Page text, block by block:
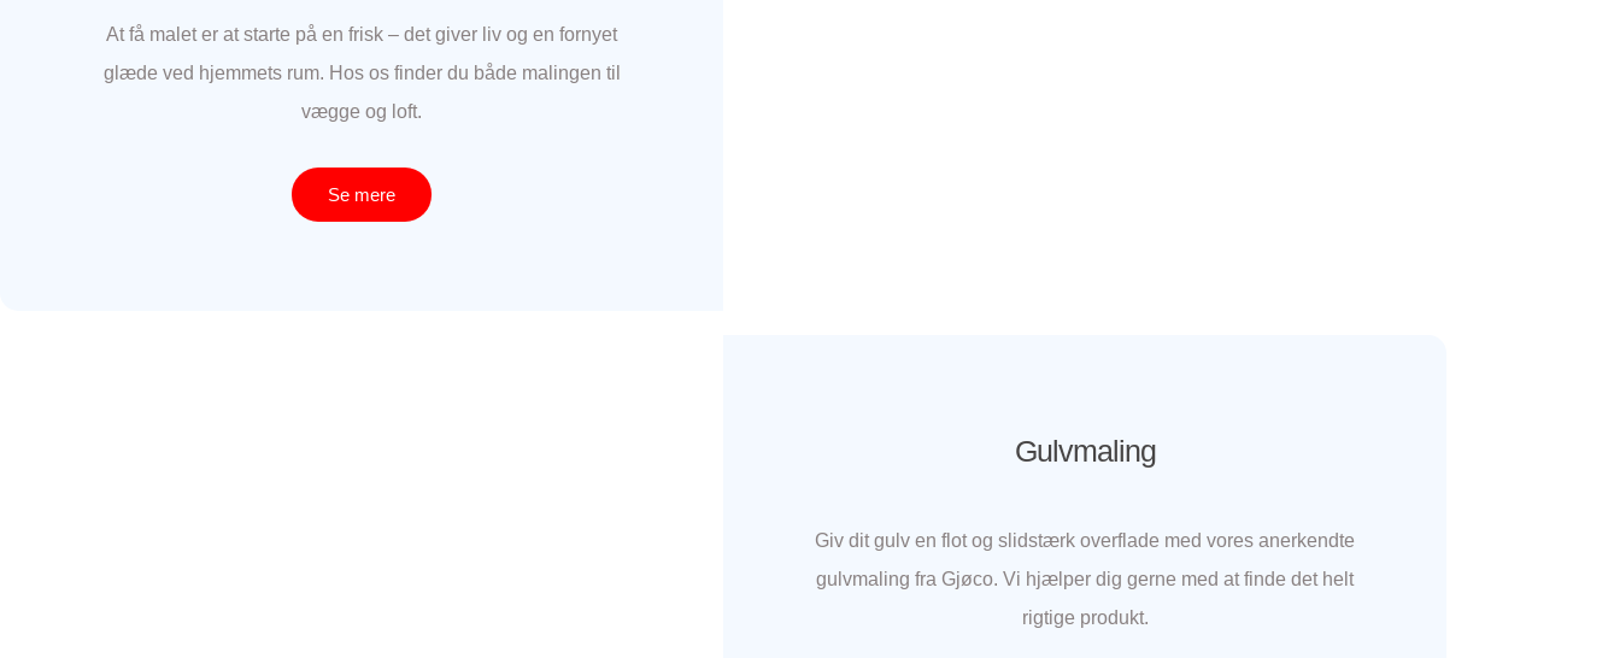
At få malet er at starte på en frisk – det giver liv og en fornyet
glæde ved hjemmets rum. Hos os finder du både malingen til
vægge og loft.
Se mere
Gulvmaling
Giv dit gulv en flot og slidstærk overflade med vores anerkendte
gulvmaling fra Gjøco. Vi hjælper dig gerne med at finde det helt
rigtige produkt.